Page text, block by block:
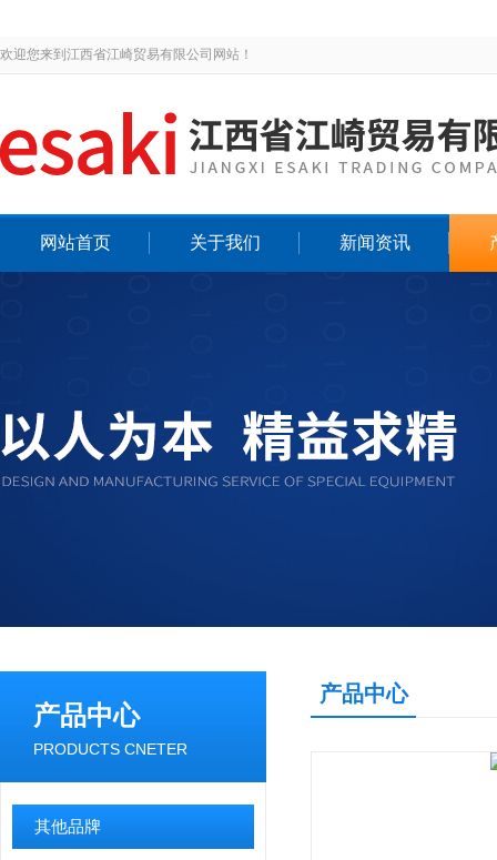
欢迎您来到江西省江崎贸易有限公司网站！
网站首页 关于我们 新闻资讯
产品中心
PRODUCTS CNETER
其他品牌
产品中心